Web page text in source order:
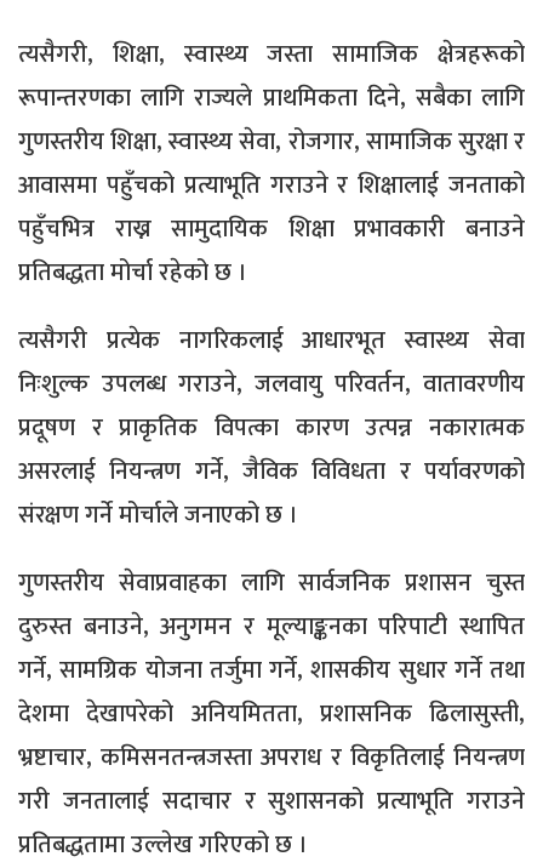
त्यसैगरी, शिक्षा, स्वास्थ्य जस्ता सामाजिक क्षेत्रहरूको
रूपान्तरणका लागि राज्यले प्राथमिकता दिने, सबैका लागि
गुणस्तरीय शिक्षा, स्वास्थ्य सेवा, रोजगार, सामाजिक सुरक्षा र
आवासमा पहुँचको प्रत्याभूति गराउने र शिक्षालाई जनताको
पहुँचभित्र राख्न सामुदायिक शिक्षा प्रभावकारी बनाउने
प्रतिबद्धता मोर्चा रहेको छ ।
त्यसैगरी प्रत्येक नागरिकलाई आधारभूत स्वास्थ्य सेवा
निःशुल्क उपलब्ध गराउने, जलवायु परिवर्तन, वातावरणीय
प्रदूषण र प्राकृतिक विपत्का कारण उत्पन्न नकारात्मक
असरलाई नियन्त्रण गर्ने, जैविक विविधता र पर्यावरणको
संरक्षण गर्ने मोर्चाले जनाएको छ ।
गुणस्तरीय सेवाप्रवाहका लागि सार्वजनिक प्रशासन चुस्त
दुरुस्त बनाउने, अनुगमन र मूल्याङ्कनका परिपाटी स्थापित
गर्ने, सामग्रिक योजना तर्जुमा गर्ने, शासकीय सुधार गर्ने तथा
देशमा देखापरेको अनियमितता, प्रशासनिक ढिलासुस्ती,
भ्रष्टाचार, कमिसनतन्त्रजस्ता अपराध र विकृतिलाई नियन्त्रण
गरी जनतालाई सदाचार र सुशासनको प्रत्याभूति गराउने
प्रतिबद्धतामा उल्लेख गरिएको छ ।